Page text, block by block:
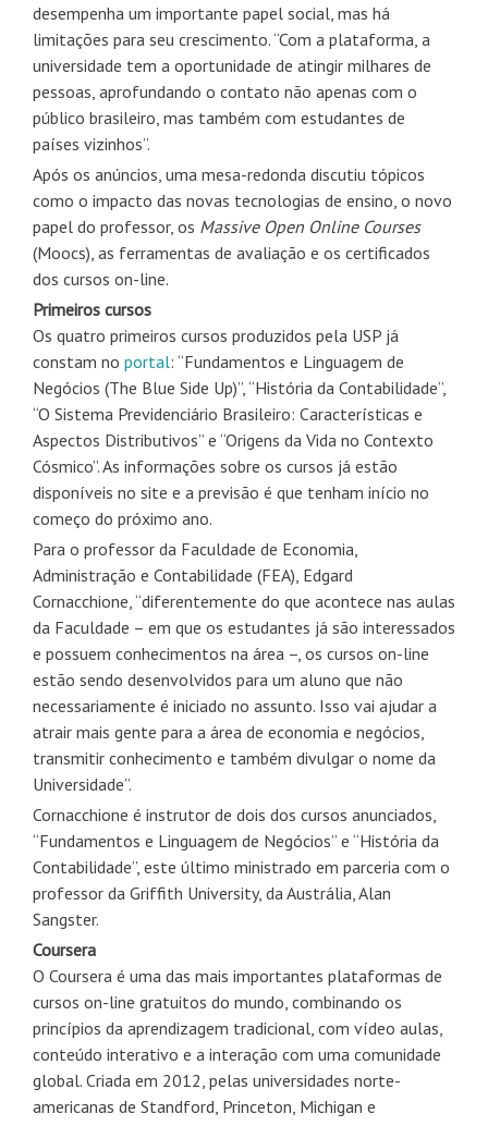
desempenha um importante papel social, mas há
limitações para seu crescimento. “Com a plataforma, a
universidade tem a oportunidade de atingir milhares de
pessoas, aprofundando o contato não apenas com o
público brasileiro, mas também com estudantes de
países vizinhos”.
Após os anúncios, uma mesa-redonda discutiu tópicos
como o impacto das novas tecnologias de ensino, o novo
papel do professor, os Massive Open Online Courses
(Moocs), as ferramentas de avaliação e os certificados
dos cursos on-line.
Primeiros cursos
Os quatro primeiros cursos produzidos pela USP já
constam no portal: “Fundamentos e Linguagem de
Negócios (The Blue Side Up)”, “História da Contabilidade”,
“O Sistema Previdenciário Brasileiro: Características e
Aspectos Distributivos” e “Origens da Vida no Contexto
Cósmico”. As informações sobre os cursos já estão
disponíveis no site e a previsão é que tenham início no
começo do próximo ano.
Para o professor da Faculdade de Economia,
Administração e Contabilidade (FEA), Edgard
Cornacchione, “diferentemente do que acontece nas aulas
da Faculdade – em que os estudantes já são interessados
e possuem conhecimentos na área –, os cursos on-line
estão sendo desenvolvidos para um aluno que não
necessariamente é iniciado no assunto. Isso vai ajudar a
atrair mais gente para a área de economia e negócios,
transmitir conhecimento e também divulgar o nome da
Universidade”.
Cornacchione é instrutor de dois dos cursos anunciados,
“Fundamentos e Linguagem de Negócios” e “História da
Contabilidade”, este último ministrado em parceria com o
professor da Griffith University, da Austrália, Alan
Sangster.
Coursera
O Coursera é uma das mais importantes plataformas de
cursos on-line gratuitos do mundo, combinando os
princípios da aprendizagem tradicional, com vídeo aulas,
conteúdo interativo e a interação com uma comunidade
global. Criada em 2012, pelas universidades norte-
americanas de Standford, Princeton, Michigan e